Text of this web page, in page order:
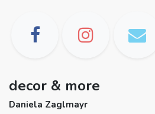
decor & more
Daniela Zaglmayr